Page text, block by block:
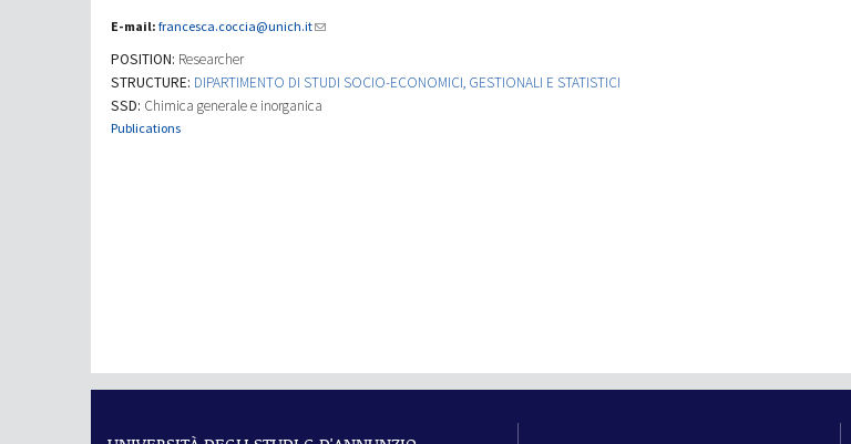
E-mail: francesca.coccia@unich.it
POSITION: Researcher
STRUCTURE: DIPARTIMENTO DI STUDI SOCIO-ECONOMICI, GESTIONALI E STATISTICI
SSD: Chimica generale e inorganica
Publications